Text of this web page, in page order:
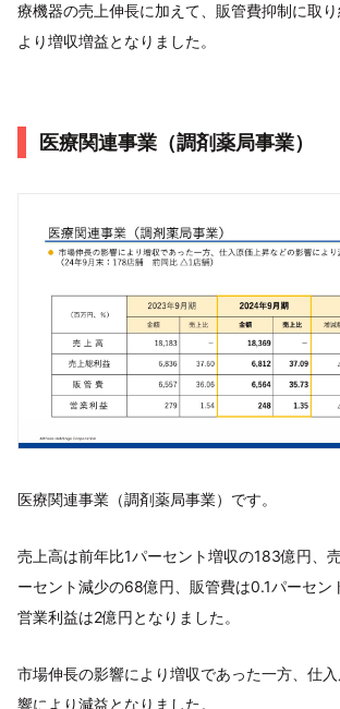
療機器の売上伸長に加えて、販管費抑制に取
より増収増益となりました。
医療関連事業（調剤薬局事業）
医療関連事業（調剤薬局事業）です。
売上高は前年比1パーセント増収の183億円、
ーセント減少の68億円、販管費は0.1パーセン
営業利益は2億円となりました。
市場伸長の影響により増収であった一方、仕
響により減益となりました。